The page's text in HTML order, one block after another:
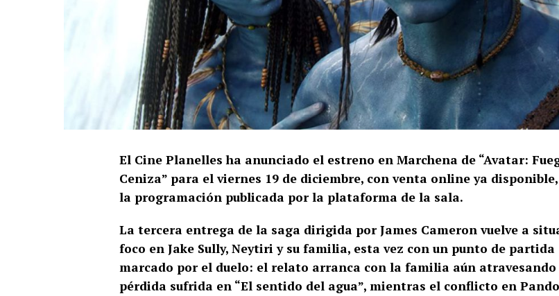
El Cine Planelles ha anunciado el estreno en Marchena de “Avatar:
Ceniza” para el viernes 19 de diciembre, con venta online ya
la programación publicada por la plataforma de la sala.
La tercera entrega de la saga dirigida por James Cameron vuelve a
foco en Jake Sully, Neytiri y su familia, esta vez con un punto de partida
marcado por el duelo: el relato arranca con la familia aún
pérdida sufrida en “El sentido del agua”, mientras el conflicto en